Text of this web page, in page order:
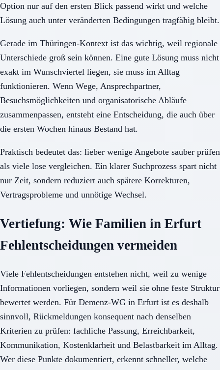
Option nur auf den ersten Blick passend wirkt und welche
Lösung auch unter veränderten Bedingungen tragfähig bleibt.
Gerade im Thüringen-Kontext ist das wichtig, weil regionale
Unterschiede groß sein können. Eine gute Lösung muss nicht
exakt im Wunschviertel liegen, sie muss im Alltag
funktionieren. Wenn Wege, Ansprechpartner,
Besuchsmöglichkeiten und organisatorische Abläufe
zusammenpassen, entsteht eine Entscheidung, die auch über
die ersten Wochen hinaus Bestand hat.
Praktisch bedeutet das: lieber wenige Angebote sauber prüfen
als viele lose vergleichen. Ein klarer Suchprozess spart nicht
nur Zeit, sondern reduziert auch spätere Korrekturen,
Vertragsprobleme und unnötige Wechsel.
Vertiefung: Wie Familien in Erfurt
Fehlentscheidungen vermeiden
Viele Fehlentscheidungen entstehen nicht, weil zu wenige
Informationen vorliegen, sondern weil sie ohne feste Struktur
bewertet werden. Für Demenz-WG in Erfurt ist es deshalb
sinnvoll, Rückmeldungen konsequent nach denselben
Kriterien zu prüfen: fachliche Passung, Erreichbarkeit,
Kommunikation, Kostenklarheit und Belastbarkeit im Alltag.
Wer diese Punkte dokumentiert, erkennt schneller, welche